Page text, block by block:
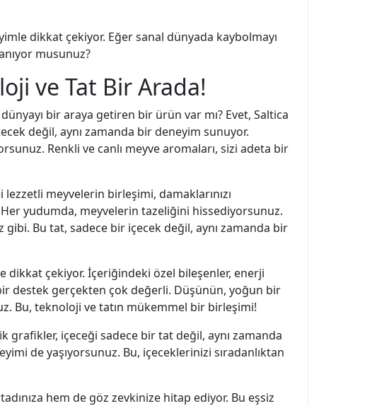
dikkat çekiyor. Eğer sanal dünyada kaybolmayı
musunuz?
ve Tat Bir Arada!
bir araya getiren bir ürün var mı? Evet, Saltica
değil, aynı zamanda bir deneyim sunuyor.
Renkli ve canlı meyve aromaları, sizi adeta bir
meyvelerin birleşimi, damaklarınızı
yudumda, meyvelerin tazeliğini hissediyorsunuz.
Bu tat, sadece bir içecek değil, aynı zamanda bir
dikkat çekiyor. İçeriğindeki özel bileşenler, enerji
destek gerçekten çok değerli. Düşünün, yoğun bir
Bu, teknoloji ve tatın mükemmel bir birleşimi!
grafikler, içeceği sadece bir tat değil, aynı zamanda
de yaşıyorsunuz. Bu, içeceklerinizi sıradanlıktan
hem de göz zevkinize hitap ediyor. Bu eşsiz